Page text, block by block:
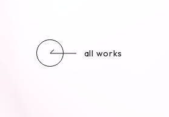
all works
ナレッジブログ